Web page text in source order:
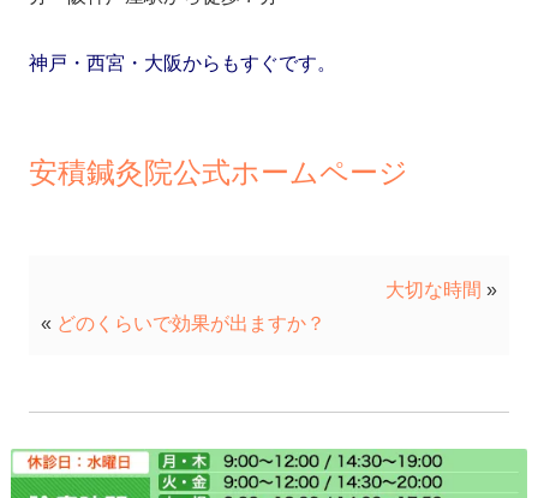
神戸・西宮・大阪からもすぐです。
安積鍼灸院公式ホームページ
大切な時間 »
« どのくらいで効果が出ますか？